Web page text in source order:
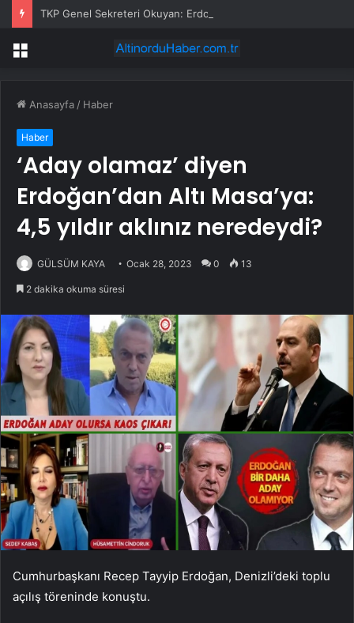
Menü
Anasayfa / Haber
Haber
‘Aday olamaz’ diyen
Erdoğan’dan Altı Masa’ya:
4,5 yıldır aklınız neredeydi?
GÜLSÜM KAYA Ocak 28, 2023 0 13
2 dakika okuma süresi
Cumhurbaşkanı Recep Tayyip Erdoğan, Denizli’deki toplu
açılış töreninde konuştu.